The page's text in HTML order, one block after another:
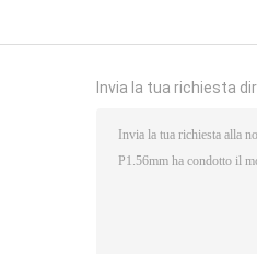
Invia la tua richiesta